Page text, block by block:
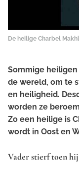
De heilige Charbel
Sommige
de wereld, om te
en heiligheid.
worden ze
Zo een heilige is
wordt in Oost en
Vader stierf toen